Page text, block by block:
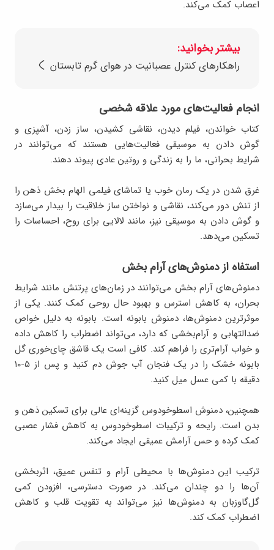
اعصاب کمک می‌کند.
بیشتر بخوانید:
راهکارهای کنترل عصبانیت در هوای گرم تابستان
انجام فعالیت‌های مورد علاقه شخصی
کتاب خواندن، فیلم دیدن، نقاشی کشیدن، ساز زدن، آشپزی و
گوش دادن به موسیقی فعالیت‌هایی هستند که می‌توانند در
شرایط بحرانی، ما را به زندگی و روتین عادی پیوند دهند.
غرق شدن در یک رمان خوب یا تماشای فیلمی الهام ‌بخش ذهن را
از تنش دور می‌کند، نقاشی و نواختن ساز خلاقیت را بیدار می‌سازد
و گوش دادن به موسیقی نیز، مانند لالایی برای روح، احساسات را
تسکین می‌دهد.
استفاه از دمنوش‌های آرام بخش
دمنوش‌های آرام ‌بخش می‌توانند در زمان‌های پرتنش مانند شرایط
بحران، به کاهش استرس و بهبود حال روحی کمک کنند. یکی از
موثرترین دمنوش‌ها، دمنوش بابونه است. بابونه به دلیل خواص
ضدالتهابی و آرام‌بخشی که دارد، می‌تواند اضطراب را کاهش داده
و خواب آرام‌تری را فراهم کند. کافی است یک قاشق چای‌خوری گل
بابونه خشک را در یک فنجان آب جوش دم کنید و پس از ۵-۱۰
دقیقه با کمی عسل میل کنید.
همچنین، دمنوش اسطوخودوس گزینه‌ای عالی برای تسکین ذهن و
بدن است. رایحه و ترکیبات اسطوخودوس به کاهش فشار عصبی
کمک کرده و حس آرامش عمیقی ایجاد می‌کند.
ترکیب این دمنوش‌ها با محیطی آرام و تنفس عمیق، اثربخشی
آن‌ها را دو چندان می‌کند. در صورت دسترسی، افزودن کمی
گل‌گاوزبان به دمنوش‌ها نیز می‌تواند به تقویت قلب و کاهش
اضطراب کمک کند.